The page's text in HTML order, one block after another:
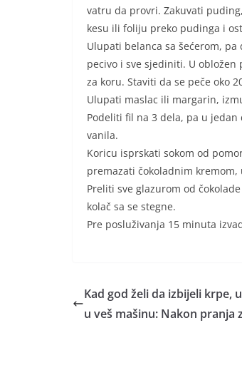
vatru da provri. Zakuvati
kesu ili foliju preko pudinga i
Ulupati belanca sa šećerom,
pecivo i sve sjediniti. U
za koru. Staviti da se peče oko
Ulupati maslac ili margarin,
Podeliti fil na 3 dela, pa u
vanila.
Koricu isprskati sokom od
premazati čokoladnim
Preliti sve glazurom od
kolač sa se stegne.
Pre posluživanja 15 minuta
Kad god želi da izbijeli krpe,
u veš mašinu: Nakon pranja